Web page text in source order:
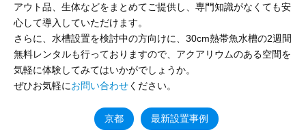
アウト品、生体などをまとめてご提供し、専門知識がなくても安
心して導入していただけます。
さらに、水槽設置を検討中の方向けに、30cm熱帯魚水槽の2週間
無料レンタルも行っておりますので、アクアリウムのある空間を
気軽に体験してみてはいかがでしょうか。
ぜひお気軽にお問い合わせください。
京都 最新設置事例